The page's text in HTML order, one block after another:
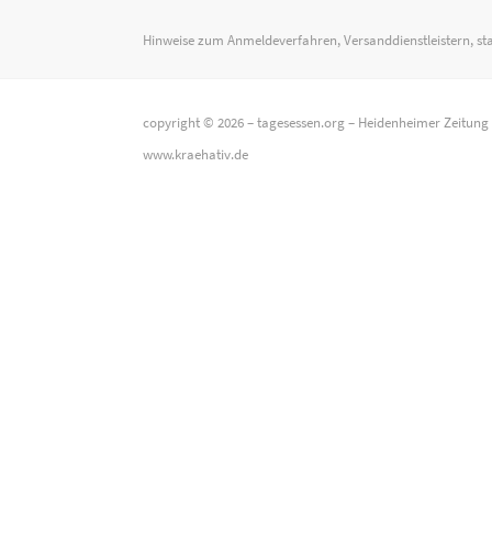
Hinweise zum Anmeldeverfahren, Versanddienstleistern,
copyright © 2026 –tagesessen.org– Heidenheimer Zeitung
www.kraehativ.de